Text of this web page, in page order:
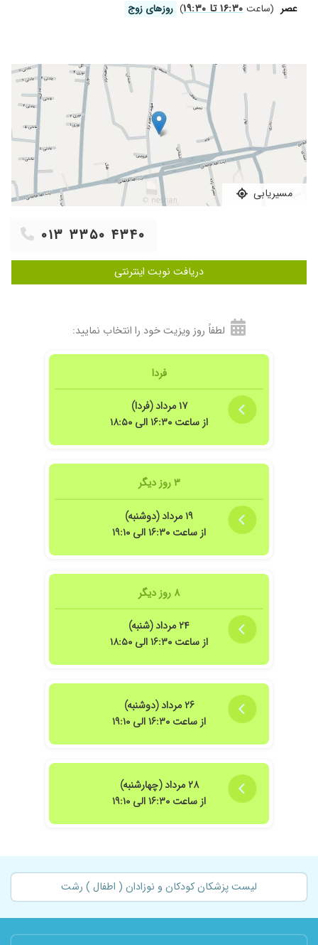
عصر (ساعت۱۶:۳۰ تا ۱۹:۳۰ ) روز‌های زوج
مسیریابی
۰۱۳ ۳۳۵۰ ۴۳۴۰
دریافت نوبت اینترنتی
لطفاً روز ویزیت خود را انتخاب نمایید:
فردا
۱۷ مرداد (فردا)
از ساعت ۱۶:۳۰ الی ۱۸:۵۰
۳ روز دیگر
۱۹ مرداد (دوشنبه)
از ساعت ۱۶:۳۰ الی ۱۹:۱۰
۸ روز دیگر
۲۴ مرداد (شنبه)
از ساعت ۱۶:۳۰ الی ۱۸:۵۰
۲۶ مرداد (دوشنبه)
از ساعت ۱۶:۳۰ الی ۱۹:۱۰
۲۸ مرداد (چهارشنبه)
از ساعت ۱۶:۳۰ الی ۱۹:۱۰
لیست پزشکان کودکان و نوزادان ( اطفال ) رشت